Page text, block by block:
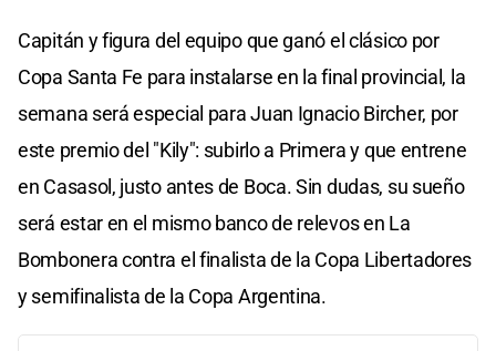
Capitán y figura del equipo que ganó el clásico por
Copa Santa Fe para instalarse en la final provincial, la
semana será especial para Juan Ignacio Bircher, por
este premio del "Kily": subirlo a Primera y que entrene
en Casasol, justo antes de Boca. Sin dudas, su sueño
será estar en el mismo banco de relevos en La
Bombonera contra el finalista de la Copa Libertadores
y semifinalista de la Copa Argentina.